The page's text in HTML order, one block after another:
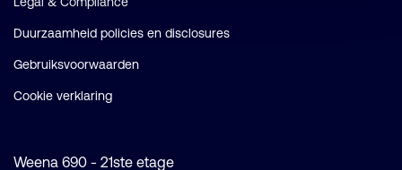
Duurzaamheid policies en disclosures
Gebruiksvoorwaarden
Cookie verklaring
Weena 690 - 21ste etage